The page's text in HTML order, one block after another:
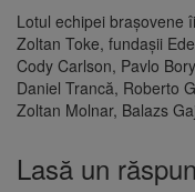
Lotul echipei braşovene
Zoltan Toke, fundaşii
Cody Carlson, Pavlo
Daniel Trancă, Roberto
Zoltan Molnar, Balazs
Lasă un